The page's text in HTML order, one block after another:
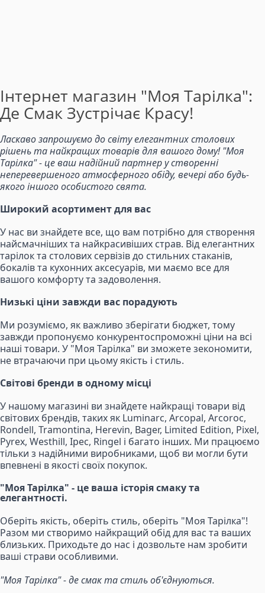
Інтернет магазин "Моя Тарілка":
Де Смак Зустрічає Красу!
Ласкаво запрошуємо до світу елегантних столових
рішень та найкращих товарів для вашого дому! "Моя
Тарілка" - це ваш надійний партнер у створенні
неперевершеного атмосферного обіду, вечері або будь-
якого іншого особистого свята.
Широкий асортимент для вас
У нас ви знайдете все, що вам потрібно для створення
найсмачніших та найкрасивіших страв. Від елегантних
тарілок та столових сервізів до стильних стаканів,
бокалів та кухонних аксесуарів, ми маємо все для
вашого комфорту та задоволення.
Низькі ціни завжди вас порадують
Ми розуміємо, як важливо зберігати бюджет, тому
завжди пропонуємо конкурентоспроможні ціни на всі
наші товари. У "Моя Тарілка" ви зможете зекономити,
не втрачаючи при цьому якість і стиль.
Світові бренди в одному місці
У нашому магазині ви знайдете найкращі товари від
світових брендів, таких як Luminarc, Arcopal, Arcoroc,
Rondell, Tramontina, Herevin, Bager, Limited Edition, Pixel,
Pyrex, Westhill, Ipec, Ringel і багато інших. Ми працюємо
тільки з надійними виробниками, щоб ви могли бути
впевнені в якості своїх покупок.
"Моя Тарілка" - це ваша історія смаку та
елегантності.
Оберіть якість, оберіть стиль, оберіть "Моя Тарілка"!
Разом ми створимо найкращий обід для вас та ваших
близьких. Приходьте до нас і дозвольте нам зробити
ваші страви особливими.
"Моя Тарілка" - де смак та стиль об'єднуються.